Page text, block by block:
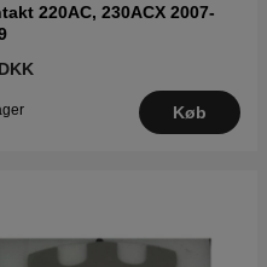
220AC, 230ACX 2007-
Køb